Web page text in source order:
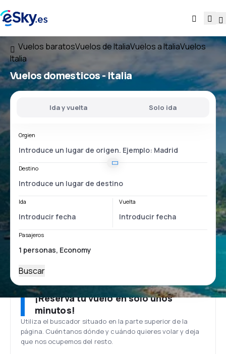
Vuelos baratosVuelos de ItaliaVuelos a ItaliaVuelos
Italia
Vuelos domesticos -Italia
Ida y vuelta Solo ida
Orgien
Destino
Ida Vuelta
Pasajeros
Buscar
¡Reserva tu vuelo en solo unos
minutos!
Utiliza el buscador situado en la parte superior de la
página. Cuéntanos dónde y cuándo quieres volar y deja
que nos ocupemos del resto.